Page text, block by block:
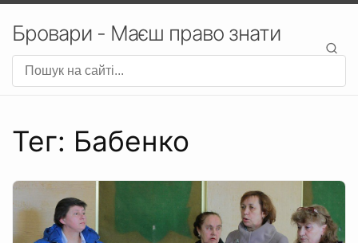
Бровари - Маєш право знати
Тег: Бабенко